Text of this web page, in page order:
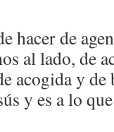
hacer de
al lado, de
acogida y
y es a lo